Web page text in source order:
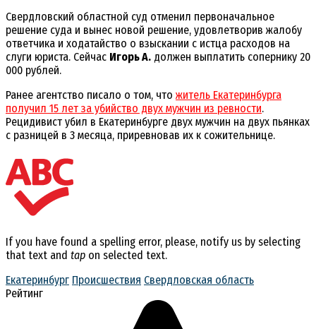
Свердловский областной суд отменил первоначальное
решение суда и вынес новой решение, удовлетворив жалобу
ответчика и ходатайство о взыскании с истца расходов на
слуги юриста. Сейчас Игорь А. должен выплатить сопернику 20
000 рублей.
Ранее агентство писало о том, что житель Екатеринбурга
получил 15 лет за убийство двух мужчин из ревности.
Рецидивист убил в Екатеринбурге двух мужчин на двух пьянках
с разницей в 3 месяца, приревновав их к сожительнице.
If you have found a spelling error, please, notify us by selecting
that text and tap on selected text.
Екатеринбург Происшествия Свердловская область
Рейтинг